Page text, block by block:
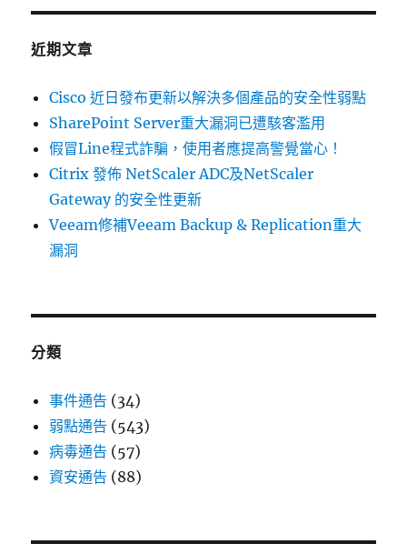
品
的
全
性
鍵
近期文章
Cisco 近日發布更新以解決多個產品的安全性弱點
SharePoint Server重大漏洞已遭駭客濫用
假冒Line程式詐騙，使用者應提高警覺當心！
Citrix 發佈 NetScaler ADC及NetScaler
Gateway 的安全性更新
Veeam修補Veeam Backup & Replication重大
漏洞
分類
事件通告 (34)
弱點通告 (543)
病毒通告 (57)
資安通告 (88)